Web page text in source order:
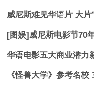
威尼斯难见华语片 大片
[图娱]威尼斯电影节70
华语电影五大商业潜力
《怪兽大学》参考名校